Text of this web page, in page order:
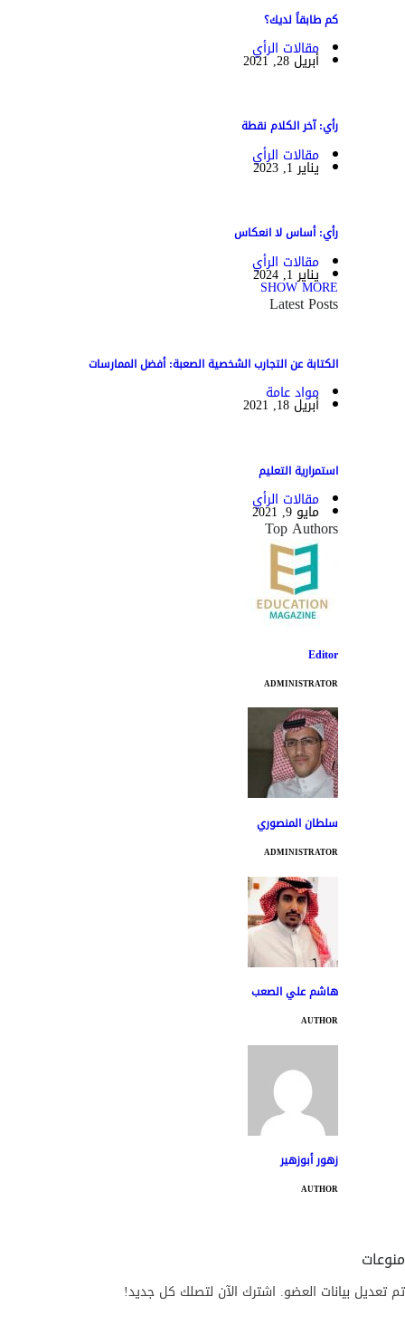
كم طابقاً لديك؟
مقالات الرأي
أبريل 28, 2021
رأي: آخر الكلام نقطة
مقالات الرأي
يناير 1, 2023
رأي: أساس لا انعكاس
مقالات الرأي
يناير 1, 2024
SHOW MORE
Latest Posts
الكتابة عن التجارب الشخصية الصعبة: أفضل الممارسات
مواد عامة
أبريل 18, 2021
استمرارية التعليم
مقالات الرأي
مايو 9, 2021
Top Authors
Editor
ADMINISTRATOR
سلطان المنصوري
ADMINISTRATOR
هاشم علي الصعب
AUTHOR
زهور أبوزهير
AUTHOR
منوعات
تم تعديل بيانات العضو. اشترك الآن لتصلك كل جديد!